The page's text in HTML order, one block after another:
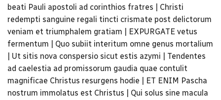
beati Pauli apostoli ad corinthios fratres | Christi
redempti sanguine regali tincti crismate post delictorum
veniam et triumphalem gratiam | EXPURGATE vetus
fermentum | Quo subiit interitum omne genus mortalium
| Ut sitis nova conspersio sicut estis azymi | Tendentes
ad caelestia ad promissorum gaudia quae contulit
magnificae Christus resurgens hodie | ET ENIM Pascha
nostrum immolatus est Christus | Qui solus sine macula